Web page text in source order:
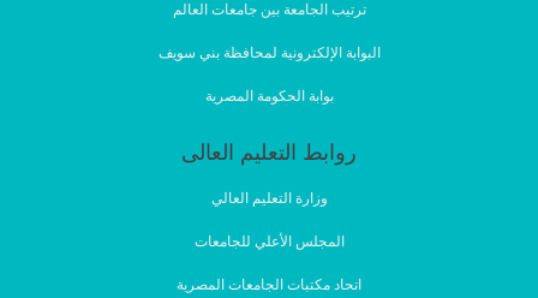
ترتيب الجامعة بين جامعات العالم
البوابة الإلكترونية لمحافظة بني سويف
بوابة الحكومة المصرية
روابط التعليم العالى
وزارة التعليم العالي
المجلس الأعلي للجامعات
اتحاد مكتبات الجامعات المصرية